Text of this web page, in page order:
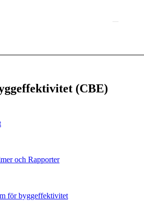
(CBE)
och Rapporter
för byggeffektivitet